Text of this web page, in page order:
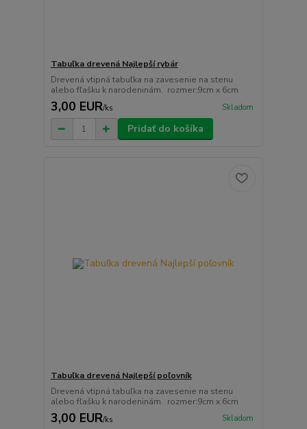
Tabuľka drevená Najlepší rybár
Drevená vtipná tabuľka na zavesenie na stenu
alebo fľašku k narodeninám. rozmer:9cm x 6cm
3,00 EUR/ks Skladom
Pridať do košíka
Tabuľka drevená Najlepší poľovník
Drevená vtipná tabuľka na zavesenie na stenu
alebo fľašku k narodeninám. rozmer:9cm x 6cm
3,00 EUR/ks Skladom